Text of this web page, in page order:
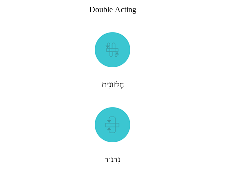
Double Acting
חֶלזוֹנִית
נִדנוּד